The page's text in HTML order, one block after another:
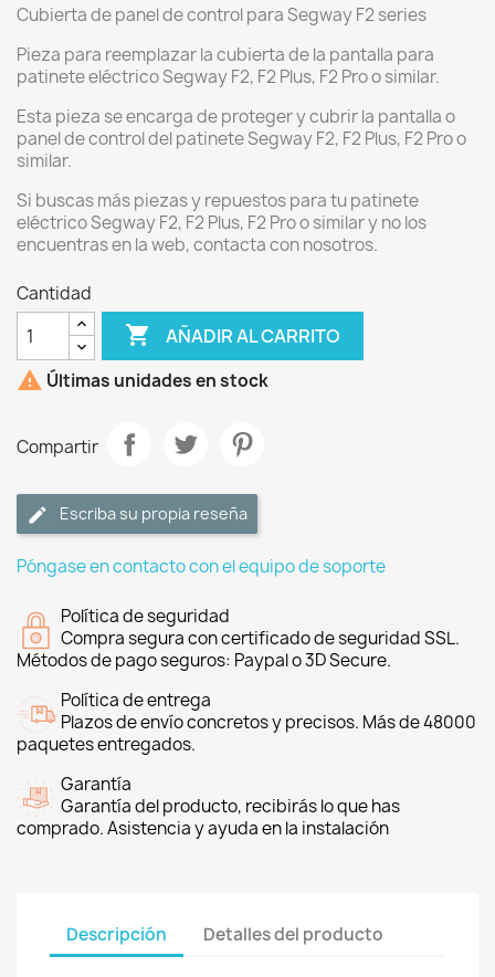
Cubierta de panel de control para Segway F2 series
Pieza para reemplazar la cubierta de la pantalla para
patinete eléctrico Segway F2, F2 Plus, F2 Pro o similar.
Esta pieza se encarga de proteger y cubrir la pantalla o
panel de control del patinete Segway F2, F2 Plus, F2 Pro o
similar.
Si buscas más piezas y repuestos para tu patinete
eléctrico Segway F2, F2 Plus, F2 Pro o similar y no los
encuentras en la web, contacta con nosotros.
Cantidad
 AÑADIR AL CARRITO
 Últimas unidades en stock
Compartir
Escriba su propia reseña
Póngase en contacto con el equipo de soporte
Política de seguridad
Compra segura con certificado de seguridad SSL.
Métodos de pago seguros: Paypal o 3D Secure.
Política de entrega
Plazos de envío concretos y precisos. Más de 48000
paquetes entregados.
Garantía
Garantía del producto, recibirás lo que has
comprado. Asistencia y ayuda en la instalación
Descripción Detalles del producto